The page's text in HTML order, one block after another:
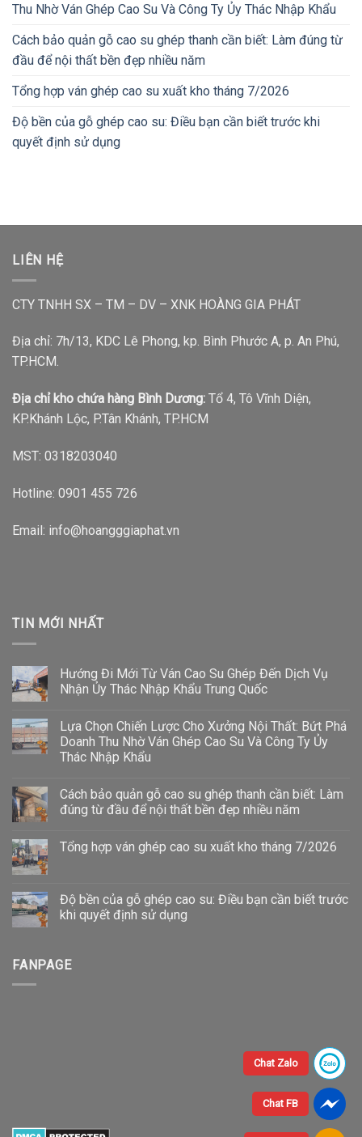
Thu Nhờ Ván Ghép Cao Su Và Công Ty Ủy Thác Nhập Khẩu
Cách bảo quản gỗ cao su ghép thanh cần biết: Làm đúng từ
đầu để nội thất bền đẹp nhiều năm
Tổng hợp ván ghép cao su xuất kho tháng 7/2026
Độ bền của gỗ ghép cao su: Điều bạn cần biết trước khi
quyết định sử dụng
LIÊN HỆ
CTY TNHH SX – TM – DV – XNK HOÀNG GIA PHÁT
Địa chỉ: 7h/13, KDC Lê Phong, kp. Bình Phước A, p. An Phú,
TP.HCM.
Địa chỉ kho chứa hàng Bình Dương: Tổ 4, Tô Vĩnh Diện,
KP.Khánh Lộc, P.Tân Khánh, TP.HCM
MST: 0318203040
Hotline: 0901 455 726
Email: info@hoangggiaphat.vn
TIN MỚI NHẤT
Hướng Đi Mới Từ Ván Cao Su Ghép Đến Dịch Vụ
Nhận Ủy Thác Nhập Khẩu Trung Quốc
Lựa Chọn Chiến Lược Cho Xưởng Nội Thất: Bứt Phá
Doanh Thu Nhờ Ván Ghép Cao Su Và Công Ty Ủy
Thác Nhập Khẩu
Cách bảo quản gỗ cao su ghép thanh cần biết: Làm
đúng từ đầu để nội thất bền đẹp nhiều năm
Tổng hợp ván ghép cao su xuất kho tháng 7/2026
Độ bền của gỗ ghép cao su: Điều bạn cần biết trước
khi quyết định sử dụng
FANPAGE
Chat Zalo
Chat FB